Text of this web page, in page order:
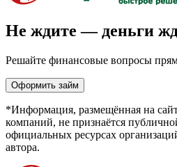
Не ждите — деньги
Решайте финансовые вопросы
Оформить займ
*Информация, размещённая на
компаний, не признаётся
официальных ресурсах
автора.